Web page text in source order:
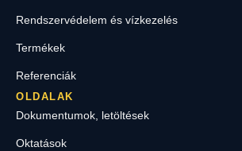
Rendszervédelem és vízkezelés
Termékek
Referenciák
OLDALAK
Dokumentumok, letöltések
Oktatások